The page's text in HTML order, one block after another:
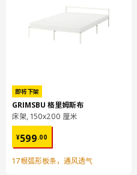
UTRUSTA 乌斯塔
净重
容量
宽度
包装数量
即将下架
GRIMSBU 格里姆斯布
床架, 150x200 厘米
¥599.00
¥ 599.00
17根弧形板条，通风透气